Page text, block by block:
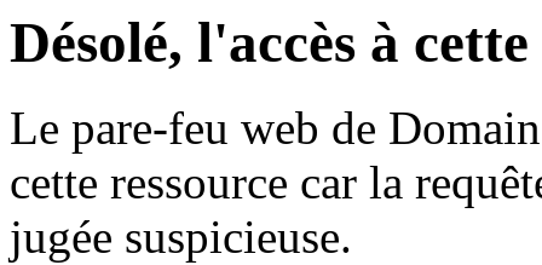
Désolé, l'accès à
Le pare-feu web de
cette ressource car la
jugée suspicieuse.